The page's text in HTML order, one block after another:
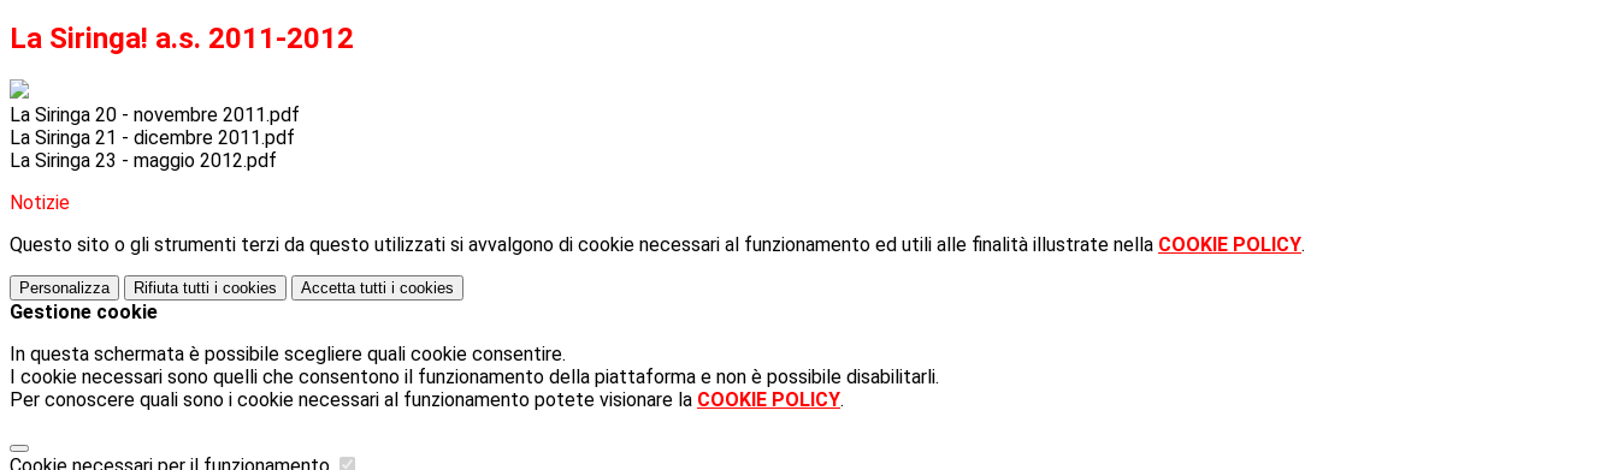
La Siringa! a.s. 2011-2012
La Siringa 20 - novembre 2011.pdf
La Siringa 21 - dicembre 2011.pdf
La Siringa 23 - maggio 2012.pdf
Notizie
Questo sito o gli strumenti terzi da questo utilizzati si avvalgono di cookie necessari al funzionamento ed utili alle finalità illustrate nella COOKIE POLICY.
Personalizza Rifiuta tutti i cookies Accetta tutti i cookies
Gestione cookie
In questa schermata è possibile scegliere quali cookie consentire.
I cookie necessari sono quelli che consentono il funzionamento della piattaforma e non è possibile disabilitarli.
Per conoscere quali sono i cookie necessari al funzionamento potete visionare la COOKIE POLICY.